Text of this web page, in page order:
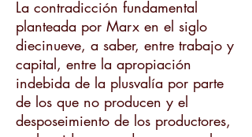
La contradicción fundamental
planteada por Marx en el siglo
diecinueve, a saber, entre trabajo y
capital, entre la apropiación
indebida de la plusvalía por parte
de los que no producen y el
desposeimiento de los productores,